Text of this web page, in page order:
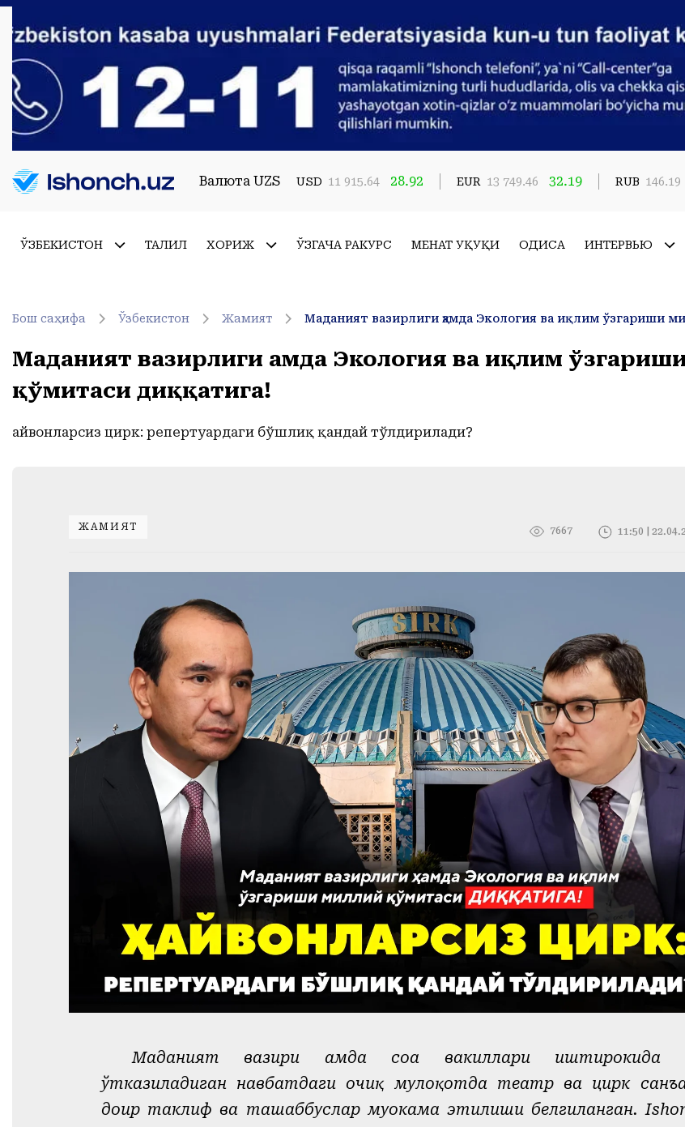
Валюта UZS USD 11 915.64 28.92 EUR 13 749.46 32.19 RUB 146.19
ЎЗБЕКИСТОН ТАҲЛИЛ ХОРИЖ ЎЗГАЧА РАКУРС МЕҲНАТ ҲУҚУҚИ ҲОДИСА ИНТЕРВЬЮ
Бош саҳифа Ўзбекистон Жамият
Маданият вазирлиги ҳамда Экология ва иқлим
қўмитаси диққатига!
Ҳайвонларсиз цирк: репертуардаги бўшлиқ қандай тўлдирилади?
ЖАМИЯТ 7667 11:50 |
Маданият вазири ҳамда соҳа вакиллари иштирокида
ўтказиладиган навбатдаги очиқ мулоқотда театр ва цирк
доир таклиф ва ташаббуслар муҳокама этилиши белгиланган.